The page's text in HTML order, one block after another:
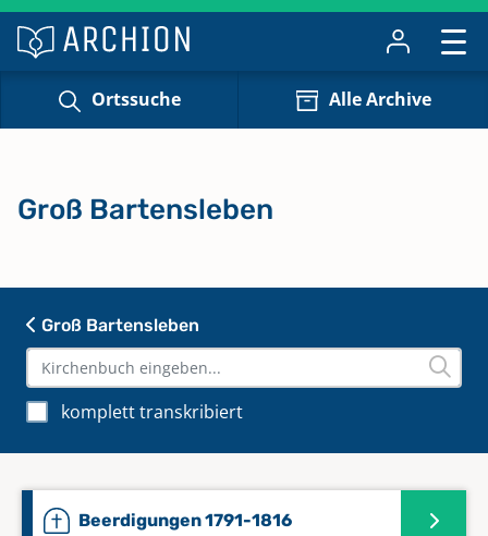
Ortssuche Alle Archive
Groß Bartensleben
komplett transkribiert
Beerdigungen 1791-1816
Groß Bartensleben